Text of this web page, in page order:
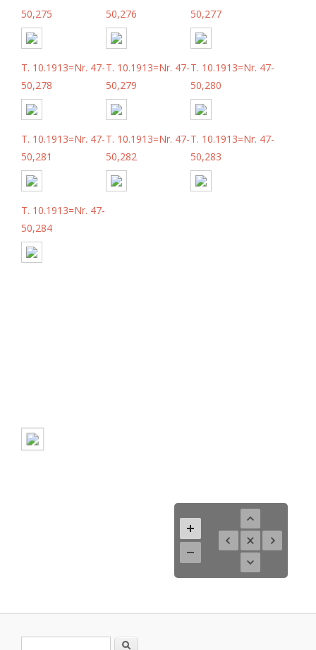
50,275
50,276
50,277
T. 10.1913=Nr. 47-
50,278
T. 10.1913=Nr. 47-
50,279
T. 10.1913=Nr. 47-
50,280
T. 10.1913=Nr. 47-
50,281
T. 10.1913=Nr. 47-
50,282
T. 10.1913=Nr. 47-
50,283
T. 10.1913=Nr. 47-
50,284
Suche